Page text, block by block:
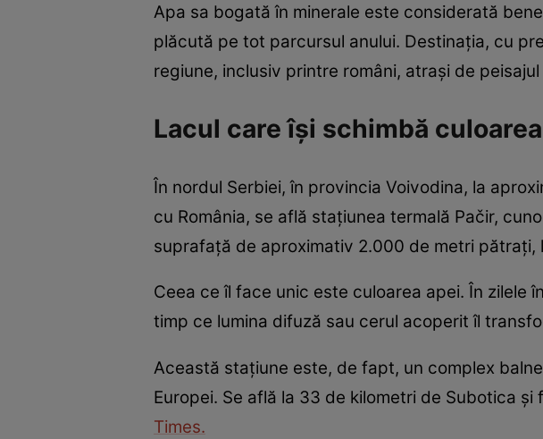
Apa sa bogată în minerale este considerată
plăcută pe tot parcursul anului. Destinația, cu
regiune, inclusiv printre români, atrași de
Lacul care își schimbă
În nordul Serbiei, în provincia Voivodina, la
cu România, se află stațiunea termală Pačir,
suprafață de aproximativ 2.000 de metri pătrați,
Ceea ce îl face unic este culoarea apei. În zilele
timp ce lumina difuză sau cerul acoperit îl
Această stațiune este, de fapt, un complex
Europei. Se află la 33 de kilometri de Subotica
Times.